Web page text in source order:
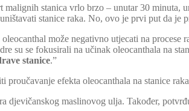
stanica vrlo brzo – unutar 30 minuta,
stanice raka. No, ovo je prvi put da je
može negativno utjecati na
su se fokusirali na učinak oleocanthala na
stanice.”
efekta oleocanthala na stanice
maslinovog ulja. Također,